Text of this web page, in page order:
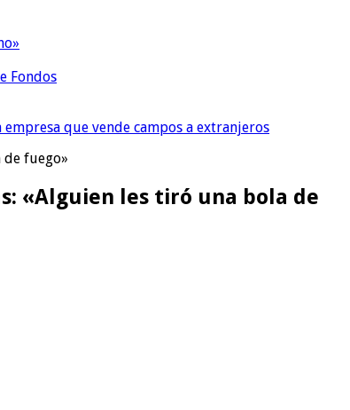
Fondos
que vende campos a extranjeros
fuego»
«Alguien les tiró una bola de